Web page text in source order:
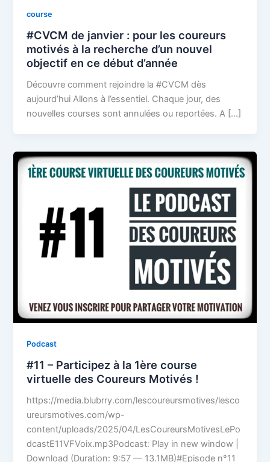
course
#CVCM de janvier : pour les coureurs
motivés à la recherche d’un nouvel
objectif en ce début d’année
Découvre comment rejoindre la #CVCM dès
aujourd’hui Allons à l’essentiel. Chaque jour, des
nouvelles courses sont annulées ou reportées. A […]
Podcast
#11 – Participez à la 1ère course
virtuelle des Coureurs Motivés !
https://media.blubrry.com/lescoureursmotives/lesco
ureursmotives.com/wp-
content/uploads/2025/04/LesCoureursMotivesLePo
dcastE11VFVoix.mp3Podcast: Play in new window |
Download (Duration: 9:57 — 13.1MB)#Episode n°11